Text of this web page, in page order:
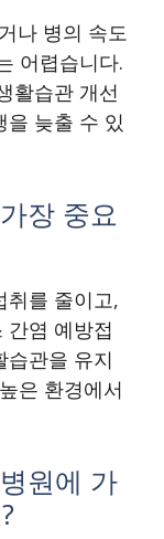
나 병의 속도
어렵습니다.
활습관 개선
을 늦출 수 있
장 중요
취를 줄이고,
간염 예방접
습관을 유지
은 환경에서
원에 가